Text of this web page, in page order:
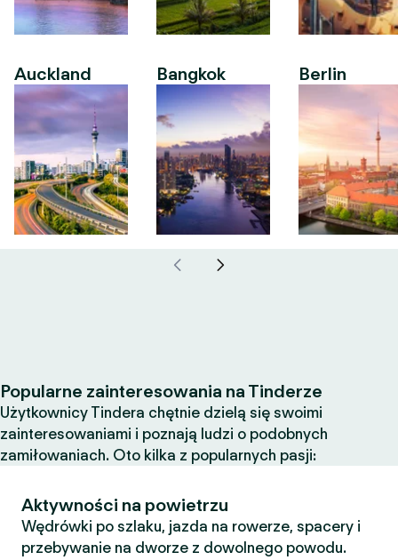
Auckland Bangkok Berlin
Popularne zainteresowania na Tinderze
Użytkownicy Tindera chętnie dzielą się swoimi
zainteresowaniami i poznają ludzi o podobnych
zamiłowaniach. Oto kilka z popularnych pasji:
Aktywności na powietrzu
Wędrówki po szlaku, jazda na rowerze, spacery i
przebywanie na dworze z dowolnego powodu.